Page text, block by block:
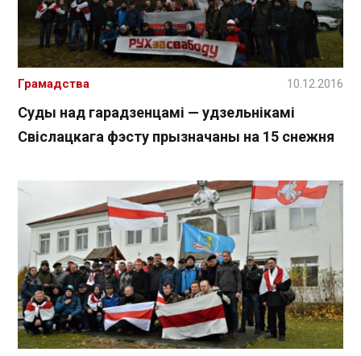
Суды над гарадзенцамі — удзельнікамі
Свіслацкага фэсту прызначаны на 15 снежня
Грамадства 10.12.2016